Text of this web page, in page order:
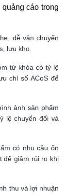
cáo trong
dễ vận chuyển
lưu kho.
từ khóa có tỷ lệ
chỉ số ACoS để
ảnh sản phẩm
lệ chuyển đổi và
có nhu cầu ổn
để giảm rủi ro khi
thu và lợi nhuận